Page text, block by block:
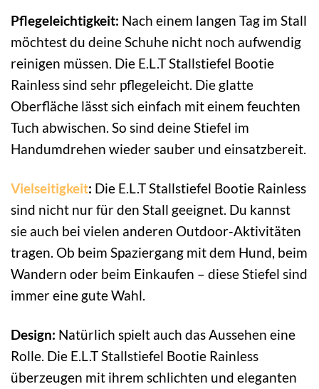
Pflegeleichtigkeit: Nach einem langen Tag im Stall
möchtest du deine Schuhe nicht noch aufwendig
reinigen müssen. Die E.L.T Stallstiefel Bootie
Rainless sind sehr pflegeleicht. Die glatte
Oberfläche lässt sich einfach mit einem feuchten
Tuch abwischen. So sind deine Stiefel im
Handumdrehen wieder sauber und einsatzbereit.
Vielseitigkeit: Die E.L.T Stallstiefel Bootie Rainless
sind nicht nur für den Stall geeignet. Du kannst
sie auch bei vielen anderen Outdoor-Aktivitäten
tragen. Ob beim Spaziergang mit dem Hund, beim
Wandern oder beim Einkaufen – diese Stiefel sind
immer eine gute Wahl.
Design: Natürlich spielt auch das Aussehen eine
Rolle. Die E.L.T Stallstiefel Bootie Rainless
überzeugen mit ihrem schlichten und eleganten